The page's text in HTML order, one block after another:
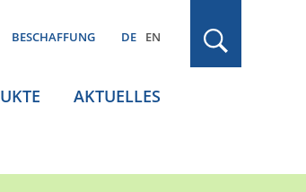
BESCHAFFUNG DE EN
AKTUELLES